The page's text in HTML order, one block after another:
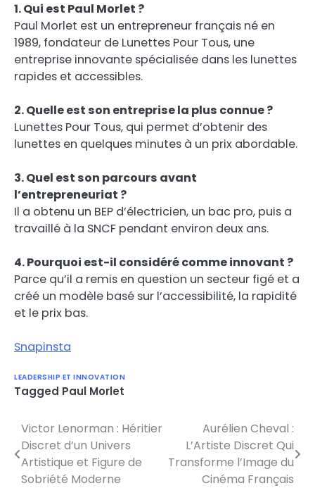
1. Qui est Paul Morlet ?
Paul Morlet est un entrepreneur français né en
1989, fondateur de Lunettes Pour Tous, une
entreprise innovante spécialisée dans les lunettes
rapides et accessibles.
2. Quelle est son entreprise la plus connue ?
Lunettes Pour Tous, qui permet d’obtenir des
lunettes en quelques minutes à un prix abordable.
3. Quel est son parcours avant
l’entrepreneuriat ?
Il a obtenu un BEP d’électricien, un bac pro, puis a
travaillé à la SNCF pendant environ deux ans.
4. Pourquoi est-il considéré comme innovant ?
Parce qu’il a remis en question un secteur figé et a
créé un modèle basé sur l’accessibilité, la rapidité
et le prix bas.
Snapinsta
LEADERSHIP ET INNOVATION
Tagged Paul Morlet
Post
navigation
Victor Lenorman : Héritier
Discret d’un Univers
Artistique et Figure de
Sobriété Moderne
Aurélien Cheval :
L’Artiste Discret Qui
Transforme l’Image du
Cinéma Français